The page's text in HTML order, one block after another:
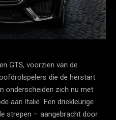
GTS, voorzien van de
die de herstart
onderscheiden zich nu met
aan Italië. Een driekleurige
strepen – aangebracht door